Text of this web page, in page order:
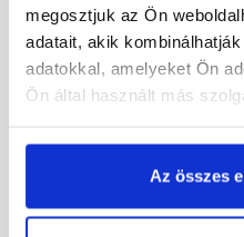
megosztjuk az Ön
adatait, akik
adatokkal, amelyeket Ön
Ön által használt más
Az összes
homlokzatfesték 05-D 5 l
Gyártói készleten
Megnézem